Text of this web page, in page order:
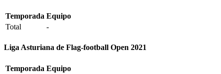
Temporada Equipo
Total
-
Liga Asturiana de Flag-football Open 2021
Temporada Equipo